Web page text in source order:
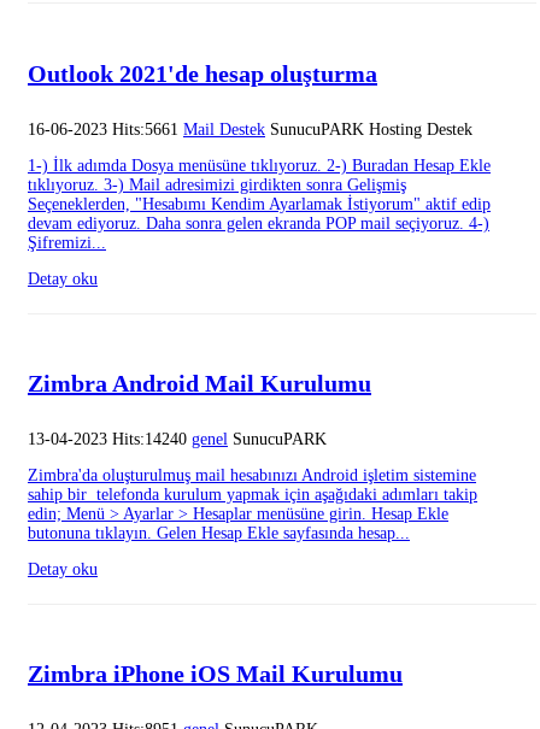
Outlook 2021'de hesap oluşturma
16-06-2023 Hits:5661 Mail Destek SunucuPARK Hosting Destek
1-) İlk adımda Dosya menüsüne tıklıyoruz. 2-) Buradan Hesap Ekle
tıklıyoruz. 3-) Mail adresimizi girdikten sonra Gelişmiş
Seçeneklerden, "Hesabımı Kendim Ayarlamak İstiyorum" aktif edip
devam ediyoruz. Daha sonra gelen ekranda POP mail seçiyoruz. 4-)
Şifremizi...
Detay oku
Zimbra Android Mail Kurulumu
13-04-2023 Hits:14240 genel SunucuPARK
Zimbra'da oluşturulmuş mail hesabınızı Android işletim sistemine
sahip bir telefonda kurulum yapmak için aşağıdaki adımları takip
edin; Menü > Ayarlar > Hesaplar menüsüne girin. Hesap Ekle
butonuna tıklayın. Gelen Hesap Ekle sayfasında hesap...
Detay oku
Zimbra iPhone iOS Mail Kurulumu